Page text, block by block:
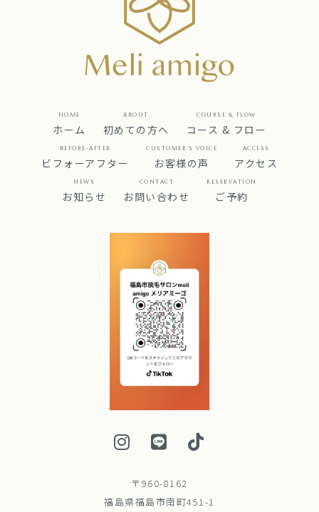
HOME
ホーム
ABOUT
初めての方へ
COURSE & FLOW
コース & フロー
BEFORE-AFTER
ビフォーアフター
CUSTOMER’S VOICE
お客様の声
ACCESS
アクセス
NEWS
お知らせ
CONTACT
お問い合わせ
RESERVATION
ご予約
〒960-8162
福島県福島市南町451-1